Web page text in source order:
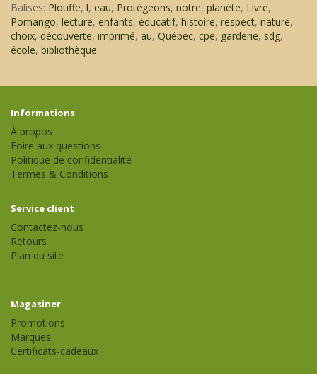
Balises: Plouffe, l, eau, Protégeons, notre, planète, Livre,
Pomango, lecture, enfants, éducatif, histoire, respect, nature,
choix, découverte, imprimé, au, Québec, cpe, garderie, sdg,
école, bibliothèque
Informations
À propos
Foire aux questions
Politique de confidentialité
Termes & Conditions
Service client
Contactez-nous
Retours
Plan du site
Magasiner
Promotions
Marques
Certificats-cadeaux